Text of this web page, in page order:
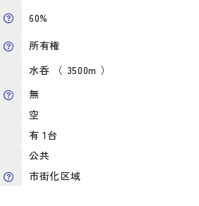
60%
所有権
水呑 （ 3500m ）
無
空
有 1台
公共
市街化区域